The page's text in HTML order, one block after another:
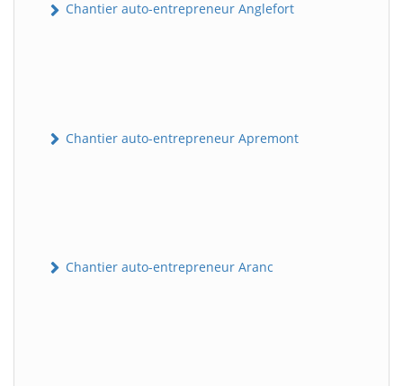
Chantier auto-entrepreneur Anglefort
Chantier auto-entrepreneur Apremont
Chantier auto-entrepreneur Aranc